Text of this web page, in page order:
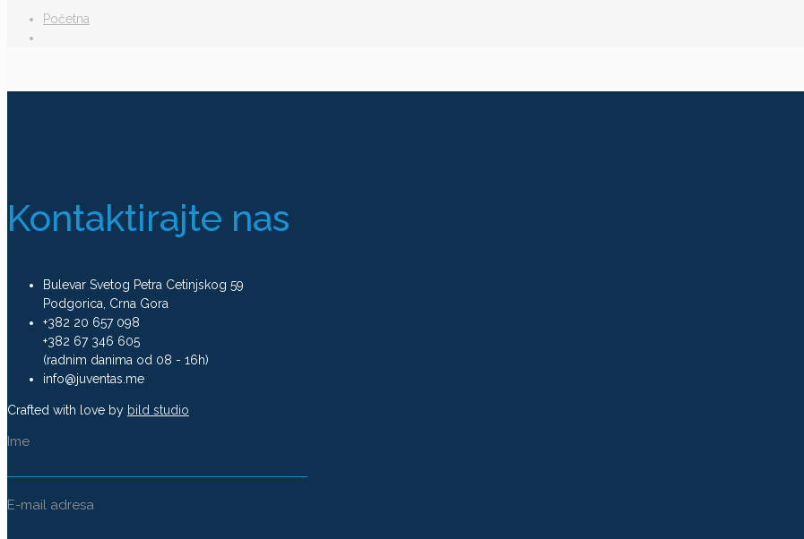
Početna
Kontaktirajte nas
Bulevar Svetog Petra Cetinjskog 59
Podgorica, Crna Gora
+382 20 657 098
+382 67 346 605
(radnim danima od 08 - 16h)
info@juventas.me
Crafted with love by bild studio